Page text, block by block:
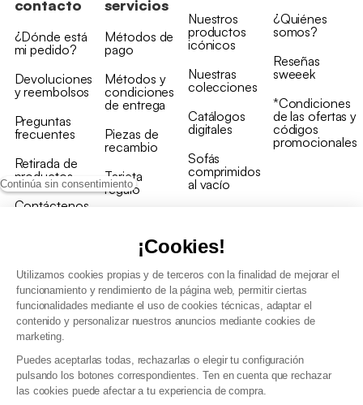
Continúa sin consentimiento
¡Cookies!
Utilizamos cookies propias y de terceros con la finalidad de mejorar el
funcionamiento y rendimiento de la página web, permitir ciertas
funcionalidades mediante el uso de cookies técnicas, adaptar el
contenido y personalizar nuestros anuncios mediante cookies de
marketing.
Puedes aceptarlas todas, rechazarlas o elegir tu configuración
pulsando los botones correspondientes. Ten en cuenta que rechazar
las cookies puede afectar a tu experiencia de compra.
contacto
¿Dónde está
mi pedido?
Devoluciones
y reembolsos
Preguntas
frecuentes
Retirada de
productos
Contáctenos
servicios
Métodos de
pago
Métodos y
condiciones
de entrega
Piezas de
recambio
Tarjeta
regalo
Nuestros
productos
icónicos
Nuestras
colecciones
Catálogos
digitales
Sofás
comprimidos
al vacío
¿Quiénes
somos?
Reseñas
sweeek
*Condiciones
de las ofertas y
códigos
promocionales
Política de gestión de datos personales y cookies
Condiciones generales de Venta Profesional
Declaración de accesibilidad